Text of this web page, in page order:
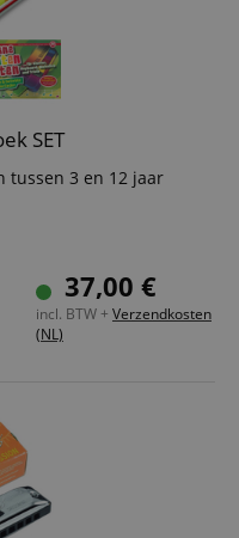
SET
tussen 3 en 12 jaar
de eerste 4 liedjes
noten voor
37,00 €
incl. BTW + Verzendkosten
(NL)